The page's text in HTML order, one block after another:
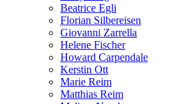
Beatrice Egli
Florian Silbereisen
Giovanni Zarrella
Helene Fischer
Howard Carpendale
Kerstin Ott
Marie Reim
Matthias Reim